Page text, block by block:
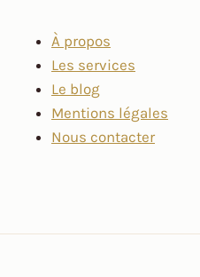
À propos
Les services
Le blog
Mentions légales
Nous contacter